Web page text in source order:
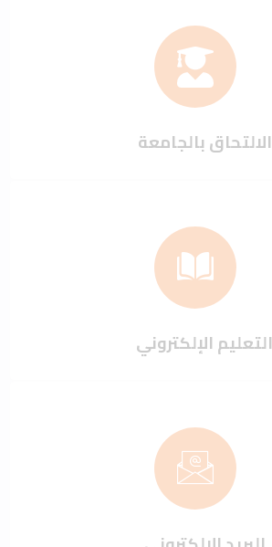
الالتحاق بالجامعة
التعليم الإلكتروني